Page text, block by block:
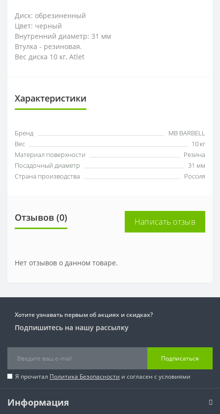
Диск: обрезиненный
Цвет: черный
Внутренний диаметр: 31 мм
Втулка - резиновая.
Вес диска 10 кг, Atlet
Характеристики
Бренд
MB BARBELL
Вес
10 кг
Материал поверхности
Резина
Посадочный диаметр
31 мм
Страна производства
Россия
Отзывов (0) Написать отзыв
Нет отзывов о данном товаре.
Хотите узнавать первым об акциях и скидках?
Подпишитесь на нашу рассылку
Подписаться
Я прочитал Политика Безопасности и согласен с условиями
Информация